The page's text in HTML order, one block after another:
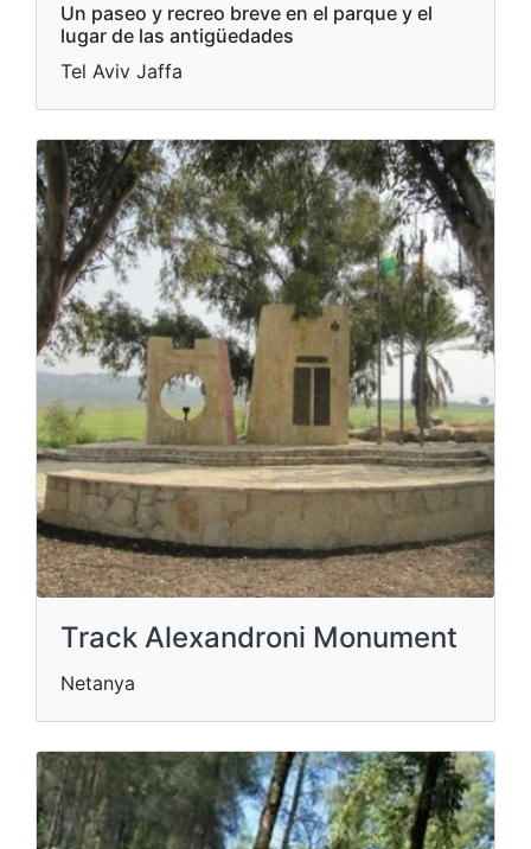
Un paseo y recreo breve en el parque y el
lugar de las antigüedades
Tel Aviv Jaffa
Track Alexandroni Monument
Netanya